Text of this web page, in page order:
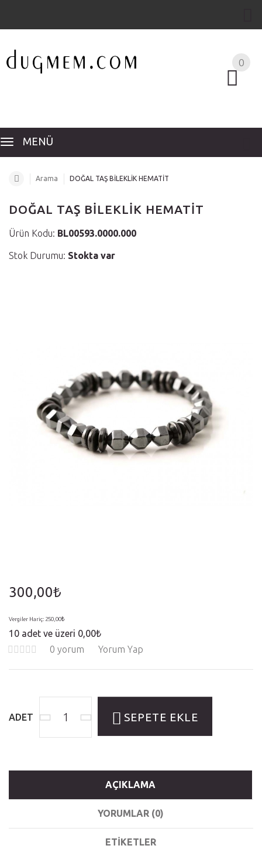
0
MENÜ
Arama DOĞAL TAŞ BİLEKLİK HEMATİT
DOĞAL TAŞ BİLEKLİK HEMATİT
Ürün Kodu: BL00593.0000.000
Stok Durumu: Stokta var
300,00₺
Vergiler Hariç: 250,00₺
10 adet ve üzeri 0,00₺
0 yorum
Yorum Yap
ADET SEPETE EKLE
AÇIKLAMA
YORUMLAR (0)
ETIKETLER